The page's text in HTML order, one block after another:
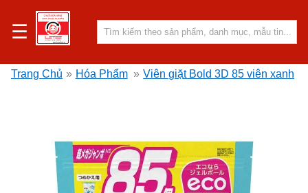
☰
Trang Chủ » Hóa Phẩm » Viên giặt Bold 3D 85 viên xanh